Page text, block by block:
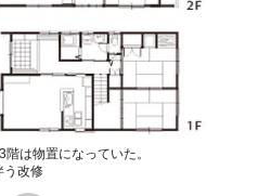
は物置になっていた。
う改修